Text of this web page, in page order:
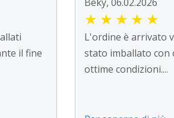
il fine
★ ★ ★ ★ ★
L'ordine è arrivato
stato imballato con
ottime condizioni....